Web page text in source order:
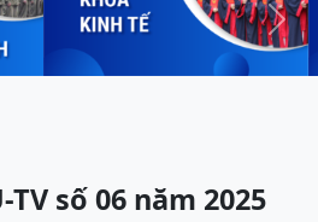
Next
số 06 năm 2025